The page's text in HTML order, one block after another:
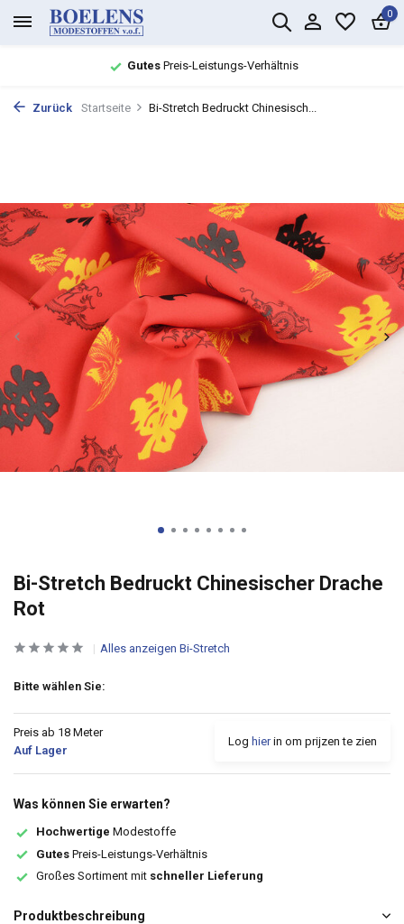
0
GutesPreis-Leistungs-Verhältnis
Zurück Startseite Bi-Stretch Bedruckt Chinesisch...
Bi-Stretch Bedruckt Chinesischer Drache
Rot
Alles anzeigen Bi-Stretch
Bitte wählen Sie:
Preis ab 18 Meter
Auf Lager
Log hierin om prijzen te zien
Was können Sie erwarten?
Hochwertige Modestoffe
Gutes Preis-Leistungs-Verhältnis
Großes Sortiment mit schneller Lieferung
Produktbeschreibung